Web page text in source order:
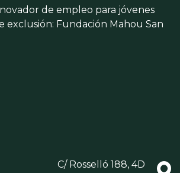
de empleo para jóvenes
exclusión: Fundación Mahou San
C/ Rosselló 188, 4D